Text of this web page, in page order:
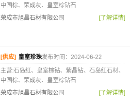
中国棕、荣成灰、皇室棕钻石
荣成市旭昌石材有限公司
[了解详情]
[供应] 皇室珍珠发布时间：2024-06-22
主营:石岛红、皇室棕钻、紫晶钻、石岛红石材、
中国棕、荣成灰、皇室棕钻石
荣成市旭昌石材有限公司
[了解详情]